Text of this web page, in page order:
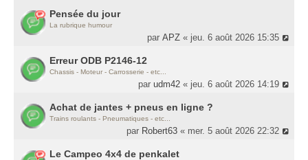
Pensée du jour
La rubrique humour
parAPZ « jeu. 6 août 2026 15:35
Erreur ODB P2146-12
Chassis - Moteur - Carrosserie - etc...
parudm42 « jeu. 6 août 2026 14:19
Achat de jantes + pneus en ligne ?
Trains roulants - Pneumatiques - etc...
par Robert63 « mer. 5 août 2026 22:32
Le Campeo 4x4 de penkalet